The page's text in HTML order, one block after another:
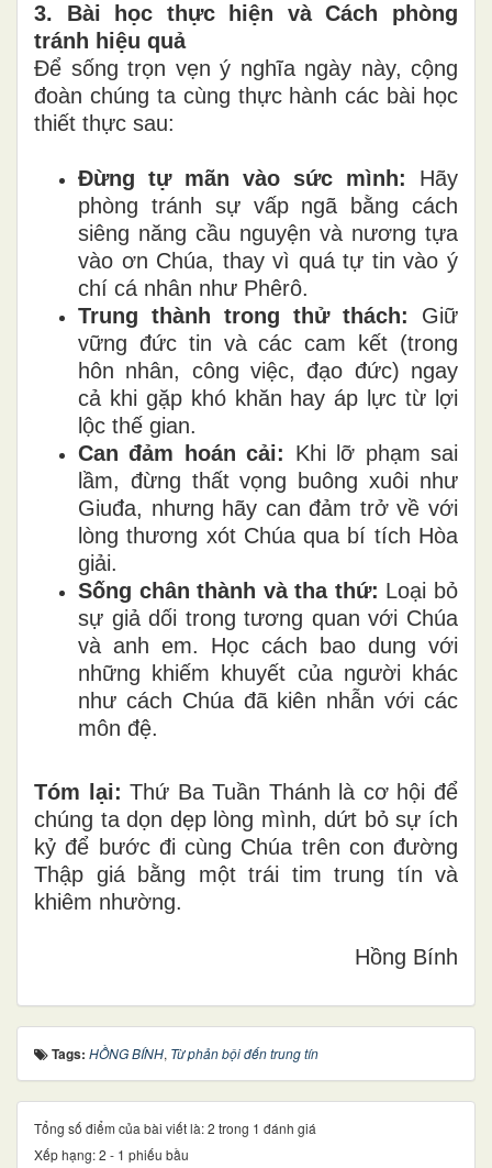
3. Bài học thực hiện và Cách phòng
tránh hiệu quả
Để sống trọn vẹn ý nghĩa ngày này, cộng
đoàn chúng ta cùng thực hành các bài học
thiết thực sau:
Đừng tự mãn vào sức mình: Hãy
phòng tránh sự vấp ngã bằng cách
siêng năng cầu nguyện và nương tựa
vào ơn Chúa, thay vì quá tự tin vào ý
chí cá nhân như Phêrô.
Trung thành trong thử thách: Giữ
vững đức tin và các cam kết (trong
hôn nhân, công việc, đạo đức) ngay
cả khi gặp khó khăn hay áp lực từ lợi
lộc thế gian.
Can đảm hoán cải: Khi lỡ phạm sai
lầm, đừng thất vọng buông xuôi như
Giuđa, nhưng hãy can đảm trở về với
lòng thương xót Chúa qua bí tích Hòa
giải.
Sống chân thành và tha thứ: Loại bỏ
sự giả dối trong tương quan với Chúa
và anh em. Học cách bao dung với
những khiếm khuyết của người khác
như cách Chúa đã kiên nhẫn với các
môn đệ.
Tóm lại: Thứ Ba Tuần Thánh là cơ hội để
chúng ta dọn dẹp lòng mình, dứt bỏ sự ích
kỷ để bước đi cùng Chúa trên con đường
Thập giá bằng một trái tim trung tín và
khiêm nhường.
Hồng Bính
Tags: HỒNG BÍNH, Từ phản bội đến trung tín
Tổng số điểm của bài viết là: 2 trong 1 đánh giá
Xếp hạng:2 - 1 phiếu bầu